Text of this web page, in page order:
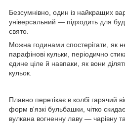
Безсумнівно, один із найкращих
універсальний — підходить для
свято.
Можна годинами спостерігати, як
парафінові кульки, періодично
єдине ціле й навпаки, як вони
кульок.
Плавно перетікає в колбі гарячий
форм в'язкі бульбашки, чітко
вулкана вогненну лаву — чарівну